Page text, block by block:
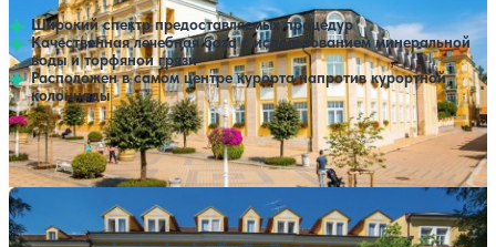
Широкий спектр предоставляемых процедур
Качественная лечебная база с использованием минеральной
воды и торфяной грязи
Расположен в самом центре курорта напротив курортной
колоннады
Профилей лечения:1 Крытый бассейн SPA
Санаторий Dr. Adler
Франтишкови-Лазне
Нет цен или свободных мест на выбранные даты
Выбрать другой вариант